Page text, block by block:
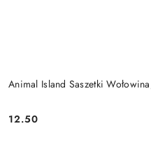
Animal Island Saszetki
Cena:
12.50